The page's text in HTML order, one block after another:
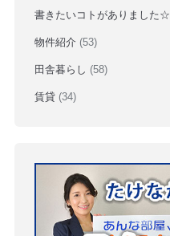
書きたいコトがありました☆
物件紹介 (53)
田舎暮らし (58)
賃貸 (34)